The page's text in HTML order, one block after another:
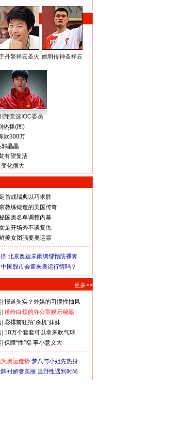
丹擎祥云圣火 姚明传神圣祥云
翔竞选IOC委员
热捧(图)
款300万
郭晶晶
有望复活
化很大
首战瑞典以巧求胜
教练锻造的美国传奇
国奥名单调整内幕
足开场秀不谈复仇
美女团强要奥运票
北京奥运未雨绸缪预防裸奔
中国股市会迎来奥运行情吗？
更多>>
报道失实？外媒的习惯性抽风
送给白领的办公室娱乐秘籍
彩排前狂拍“杀机”妹妹
10万个套套可以拿来吹气球
保障“性”福 事小意义大
奥运造势 梦八与小姐先热身
衬娇妻美丽 当野性遇到时尚